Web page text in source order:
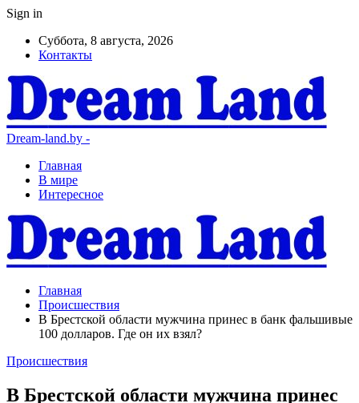
Sign in
Суббота, 8 августа, 2026
Контакты
Dream-land.by -
Главная
В мире
Интересное
Главная
Происшествия
В Брестской области мужчина принес в банк фальшивые
100 долларов. Где он их взял?
Происшествия
В Брестской области мужчина принес